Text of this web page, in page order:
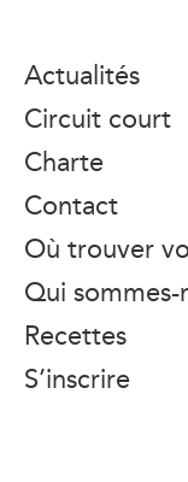
Actualités
Circuit court
Charte
Contact
Où trouver
Qui sommes-
Recettes
S’inscrire